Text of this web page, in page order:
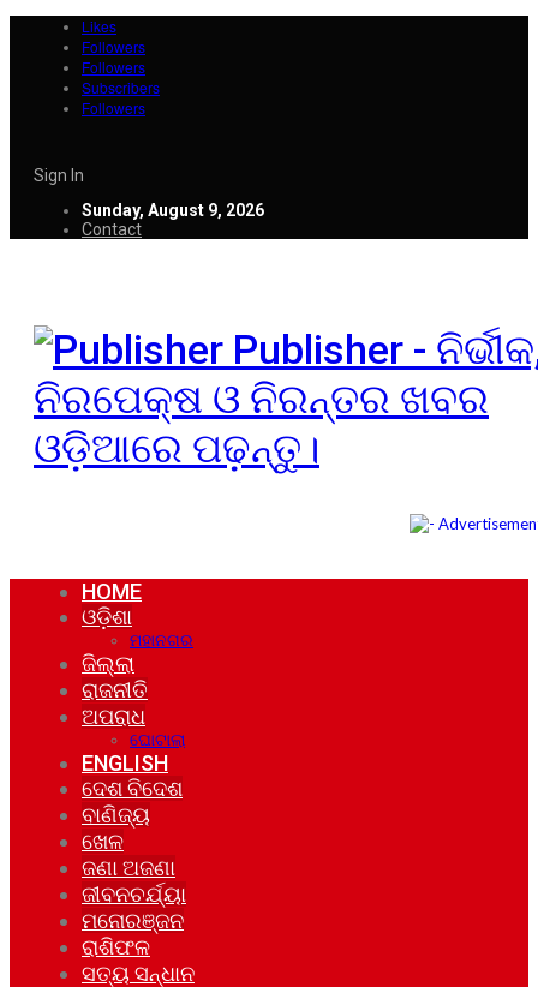
Likes
Followers
Followers
Subscribers
Followers
Sign In
Sunday, August 9, 2026
Contact
Publisher -
ନିରପେକ୍ଷ ଓ ନିରନ୍ତର ଖବର
ଓଡ଼ିଆରେ ପଢ଼ନ୍ତୁ।
HOME
ଓଡ଼ିଶା
ମହାନଗର
ଜିଲ୍ଲା
ରାଜନୀତି
ଅପରାଧ
ଘୋଟାଲା
ENGLISH
ଦେଶ ବିଦେଶ
ବାଣିଜ୍ୟ
ଖେଳ
ଜଣା ଅଜଣା
ଜୀବନଚର୍ଯ୍ୟା
ମନୋରଞ୍ଜନ
ରାଶିଫଳ
ସତ୍ୟ ସନ୍ଧାନ